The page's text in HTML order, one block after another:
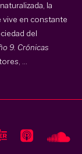
la
vive en constante
del
9. Crónicas
...